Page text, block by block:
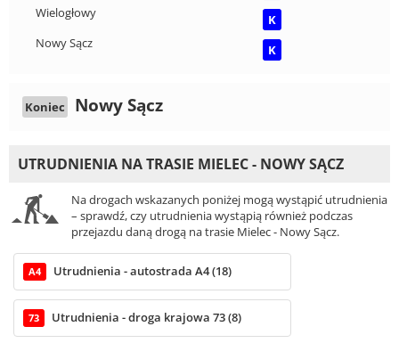
Wielogłowy
K
Nowy Sącz
K
Koniec Nowy Sącz
UTRUDNIENIA NA TRASIE MIELEC - NOWY SĄCZ
Na drogach wskazanych poniżej mogą wystąpić utrudnienia
– sprawdź, czy utrudnienia wystąpią również podczas
przejazdu daną drogą na trasie Mielec - Nowy Sącz.
A4 Utrudnienia - autostrada A4 (18)
73 Utrudnienia - droga krajowa 73 (8)